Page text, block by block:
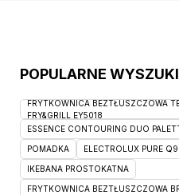
POPULARNE
FRYTKOWNICA BEZTŁUSZCZOWA
FRY&GRILL EY5018
ESSENCE CONTOURING DUO
POMADKA ELECTROLUX PURE Q9
IKEBANA PROSTOKATNA
FRYTKOWNICA BEZTŁUSZCZOWA